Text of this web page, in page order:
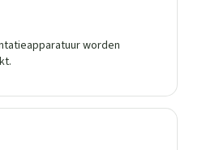
worden